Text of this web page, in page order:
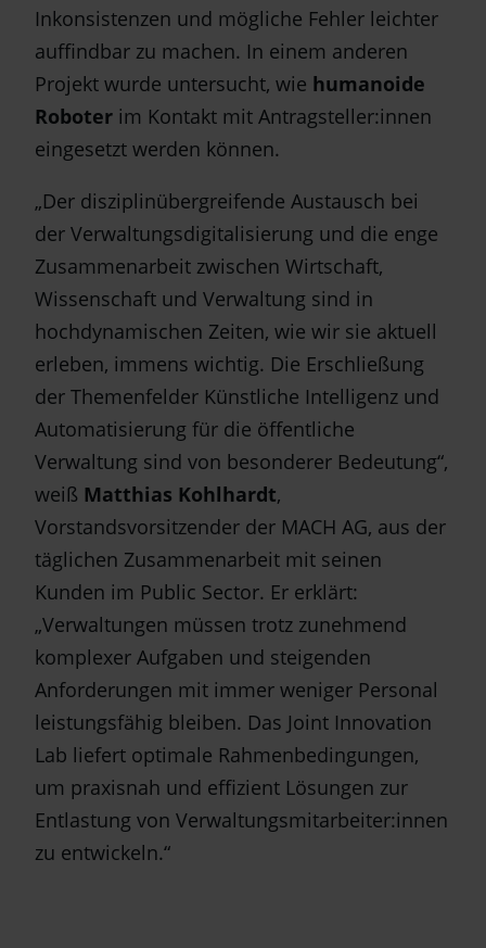
Inkonsistenzen und mögliche Fehler leichter
auffindbar zu machen. In einem anderen
Projekt wurde untersucht, wie humanoide
Roboter im Kontakt mit Antragsteller:innen
eingesetzt werden können.
„Der disziplinübergreifende Austausch bei
der Verwaltungsdigitalisierung und die enge
Zusammenarbeit zwischen Wirtschaft,
Wissenschaft und Verwaltung sind in
hochdynamischen Zeiten, wie wir sie aktuell
erleben, immens wichtig. Die Erschließung
der Themenfelder Künstliche Intelligenz und
Automatisierung für die öffentliche
Verwaltung sind von besonderer Bedeutung“,
weiß Matthias Kohlhardt,
Vorstandsvorsitzender der MACH AG, aus der
täglichen Zusammenarbeit mit seinen
Kunden im Public Sector. Er erklärt:
„Verwaltungen müssen trotz zunehmend
komplexer Aufgaben und steigenden
Anforderungen mit immer weniger Personal
leistungsfähig bleiben. Das Joint Innovation
Lab liefert optimale Rahmenbedingungen,
um praxisnah und effizient Lösungen zur
Entlastung von Verwaltungsmitarbeiter:innen
zu entwickeln.“